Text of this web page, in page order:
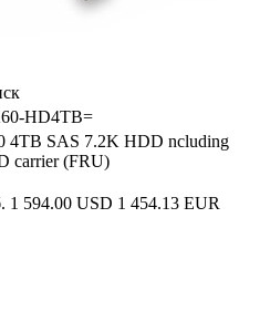
HD4TB=
4TB SAS 7.2K HDD ncluding
carrier (FRU)
1 594.00 USD 1 454.13 EUR